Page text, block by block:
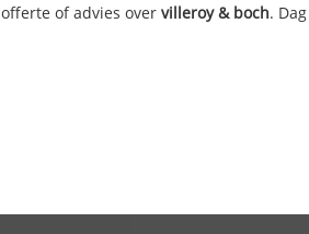
offerte of advies overvilleroy & boch.